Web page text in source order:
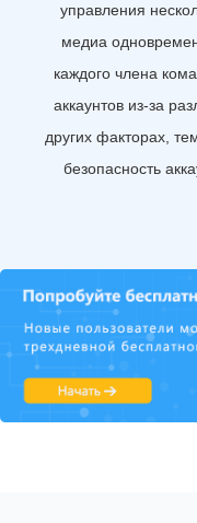
управления
медиа
каждого члена
аккаунтов из-за
других факторах,
безопасность